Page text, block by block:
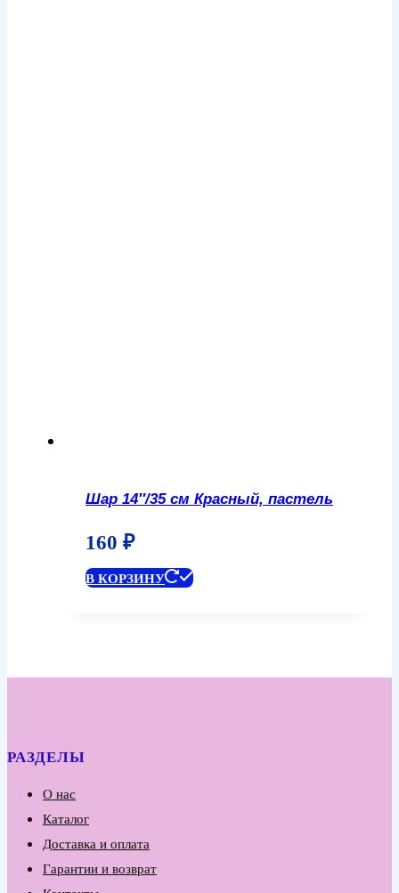
Шар 14″/35 см Красный, пастель
160 ₽
В КОРЗИНУ
РАЗДЕЛЫ
О нас
Каталог
Доставка и оплата
Гарантии и возврат